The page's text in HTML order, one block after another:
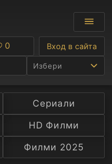
Избери
Ф
С
А
Любими
0 Вход в сайта
Сериали
HD Филми
Филми 2025